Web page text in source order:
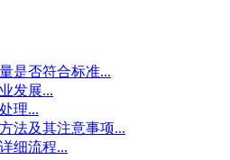
是否符合标准...
发展...
理...
法及其注意事项...
细流程...